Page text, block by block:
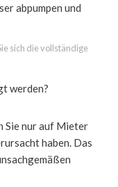
abpumpen und
sich die vollständige
werden?
Sie nur auf Mieter
haben. Das